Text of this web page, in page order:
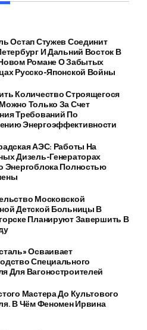
Остап Стужев Соединит
И Дальний Восток В
Романе О Забытых
Русско-Японской Войны
Количество Строящегося
Только За Счет
Требований По
Энергоэффективности
АЭС: Работы На
Дизель-Генераторах
Энергоблока Полностью
Московской
Детской Больницы В
Планируют Завершить В
Осваивает
Специального
Для Вагоностроителей
Мастера До Культового
В Чём Феномен Ирвина